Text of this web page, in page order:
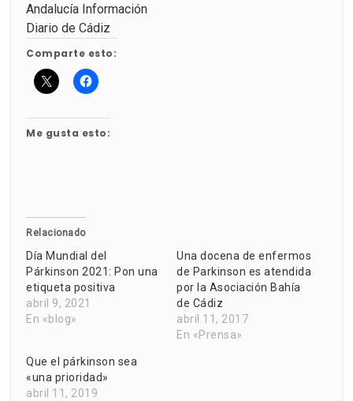
Andalucía Información
Diario de Cádiz
Comparte esto:
Me gusta esto:
Relacionado
Día Mundial del
Párkinson 2021: Pon una
etiqueta positiva
abril 9, 2021
En «blog»
Una docena de enfermos
de Parkinson es atendida
por la Asociación Bahía
de Cádiz
abril 11, 2017
En «Prensa»
Que el párkinson sea
«una prioridad»
abril 11, 2019